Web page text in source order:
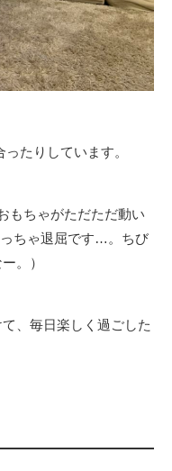
たりしています。
もちゃがただただ動い
ちゃ退屈です…。ちび
。）
、毎日楽しく過ごした